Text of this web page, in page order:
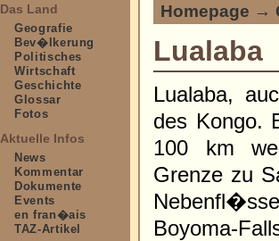
Das Land
Geografie
Bev�lkerung
Politisches
Wirtschaft
Geschichte
Glossar
Fotos
Aktuelle Infos
News
Kommentar
Dokumente
Events
en fran�ais
TAZ-Artikel
Homepage →
Lualaba
Lualaba,
des Kongo.
100 km
Grenze zu
Boyoma-